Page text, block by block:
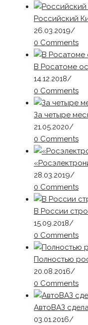
Российский
26.03.2019/
0 Comments
В Росатоме
14.12.2018/
0 Comments
За четыре
21.05.2020/
0 Comments
28.03.2019/
0 Comments
В России
15.09.2018/
0 Comments
Полностью
20.08.2016/
0 Comments
АвтоВАЗ
03.01.2016/